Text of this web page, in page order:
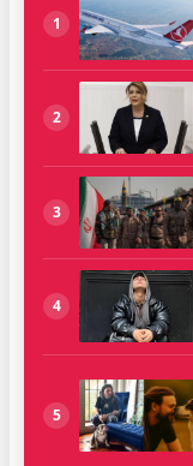
1
2
3
4
5